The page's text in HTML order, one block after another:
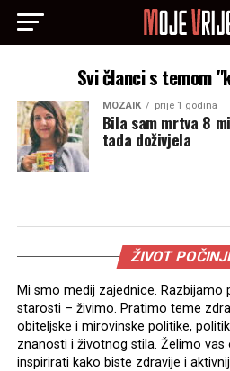
Svi članci s temom
MOZAIK prije 1 godina
Bila sam mrtva 8
tada doživjela
ŽIVOT
Mi smo medij zajednice. Razbijamo
starosti – živimo. Pratimo teme
obiteljske i mirovinske politike,
znanosti i životnog stila. Želimo vas
inspirirati kako biste zdravije i